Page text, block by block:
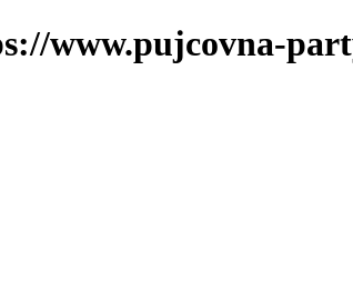
www.pujcovna-